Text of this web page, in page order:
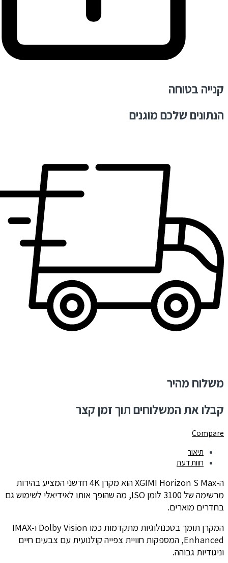
קנייה בטוחה
הנתונים שלכם מוגנים
משלוח מהיר
קבלו את המשלוחים תוך זמן קצר
Compare
תיאור
חוות דעת
ה-XGIMI Horizon S Max הוא מקרן 4K חדשני המציע בהירות
מרשימה של 3100 לומן ISO, מה שהופך אותו לאידיאלי לשימוש גם
בחדרים מוארים.
המקרן תומך בטכנולוגיות מתקדמות כמו Dolby Vision ו-IMAX
Enhanced, המספקות חוויית צפייה קולנועית עם צבעים חיים
וניגודיות גבוהה.